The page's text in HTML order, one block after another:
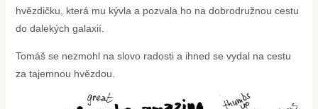
hvězdičku, která mu kývla a pozvala ho na dobrodružnou cestu
do dalekých galaxií.
Tomáš se nezmohl na slovo radosti a ihned se vydal na cestu
za tajemnou hvězdou.